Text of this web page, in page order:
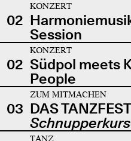
02
KONZERT
Session
02
KONZERT
Südpol meets
People
03
ZUM MITMACHEN
DAS
TANZ